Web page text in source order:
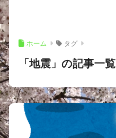
ホーム タグ
「地震」の記事一覧